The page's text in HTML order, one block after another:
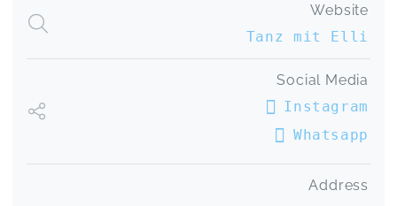
DANCE FITNESS FAMILY ab 7 Jahre ( Eltern Kind Kurs )
Es war ein richtig toller Kurs und Elli hat eine
tolle Ausstrahlung und eine tolle Art einen
mitzunehmen. Meiner Tochter (10) hat es richtig
Spaß gemacht und ich als Papa fand es schön,
Spaß bereitet. Gerne wieder! Lieben Gruß Roman
Website
Tanz mit Elli
Social Media
Instagram
Whatsapp
Address